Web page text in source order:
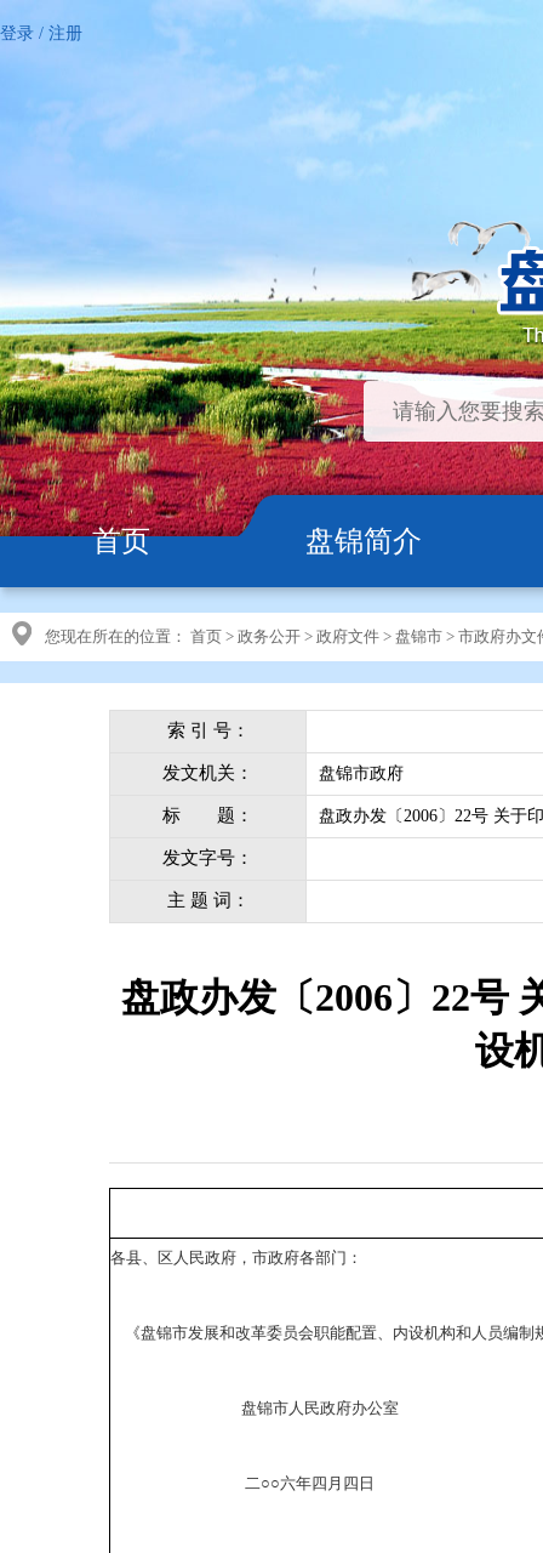
登录 / 注册
首页 盘锦简介
您现在所在的位置： 首页 > 政务公开 > 政府文件 > 盘锦市 > 市政府办文
索 引 号：
发文机关： 盘锦市政府
标 题： 盘政办发〔2006〕22号 关于
发文字号：
主 题 词：
盘政办发〔2006〕22号
设
各县、区人民政府，市政府各部门：
《盘锦市发展和改革委员会职能配置、内设机构和人员编
盘锦市人民政府办公室
二○○六年四月四日